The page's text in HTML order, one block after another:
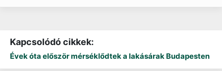
Kapcsolódó cikkek:
Évek óta először mérséklődtek a lakásárak Budapesten